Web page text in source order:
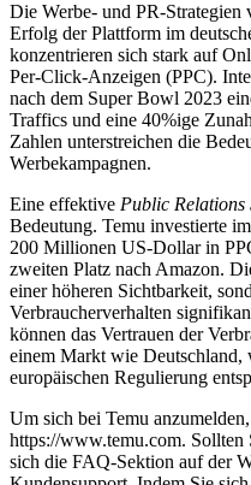
Die Werbe- und PR-Strategien
Erfolg der Plattform im
konzentrieren sich stark auf
Per-Click-Anzeigen (PPC).
nach dem Super Bowl 2023
Traffics und eine 40%ige
Zahlen unterstreichen die
Werbekampagnen.
Eine effektive Public Relations
Bedeutung. Temu investierte
200 Millionen US-Dollar in
zweiten Platz nach Amazon.
einer höheren Sichtbarkeit,
Verbraucherverhalten
können das Vertrauen der
einem Markt wie Deutschland,
europäischen Regulierung
Um sich bei Temu
https://www.temu.com. Sollten
sich die FAQ-Sektion auf der